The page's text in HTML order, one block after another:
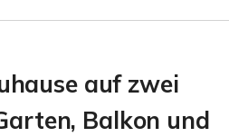
auf zwei
Balkon und